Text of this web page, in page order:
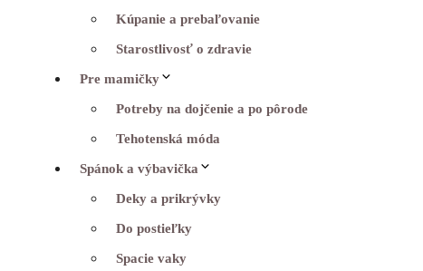
Kúpanie a prebaľovanie
Starostlivosť o zdravie
Pre mamičky
Potreby na dojčenie a po pôrode
Tehotenská móda
Spánok a výbavička
Deky a prikrývky
Do postieľky
Spacie vaky